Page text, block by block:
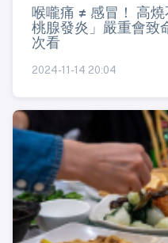
喉嚨痛 ≠ 感冒！ 高
桃腺發炎」嚴重會致
次看
2024-11-14 20:04